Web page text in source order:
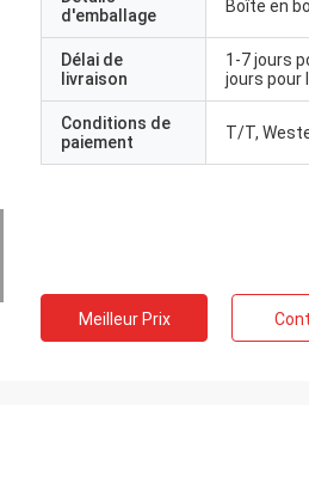
d'emballage
Boîte en
Délai de
livraison
1-7 jours
jours pour
Conditions de
paiement
T/T,
Meilleur Prix